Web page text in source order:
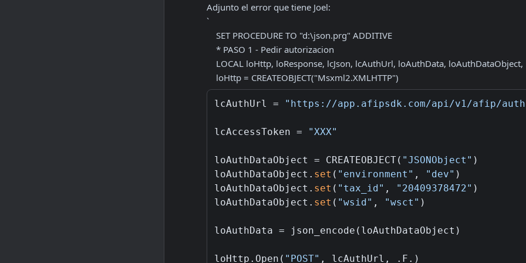
Adjunto el error que tiene Joel:
`
    loHttp = CREATEOBJECT("Msxml2.XMLHTTP")
lcAuthUrl = "https://app.afipsdk.com/api/v1/afip/
lcAccessToken = "XXX"
loAuthDataObject = CREATEOBJECT( "JSONObject" )
loAuthDataObject. set ( "environment" , "dev" )
loAuthDataObject. set ( "tax_id" , "20409378472" )
loAuthDataObject. set ( "wsid" , "wsct" )
loAuthData = json_encode(loAuthDataObject)
loHttp.Open( "POST" , lcAuthUrl, .F.)